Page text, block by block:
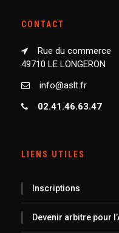
CONTACT
Rue du commerce
49710 LE LONGERON
info@aslt.fr
02.41.46.63.47
LIENS UTILES
Inscriptions
Devenir arbitre pour